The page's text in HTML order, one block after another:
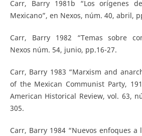
Carr, Barry 1981b “Los orígenes
Mexicano”, en Nexos, núm. 40, abril,
Carr, Barry 1982 “Temas sobre
Nexos núm. 54, junio, pp.16-27.
Carr, Barry 1983 “Marxism and
of the Mexican Communist Party,
American Historical Review, vol. 63,
305.
Carr, Barry 1984 “Nuevos enfoques